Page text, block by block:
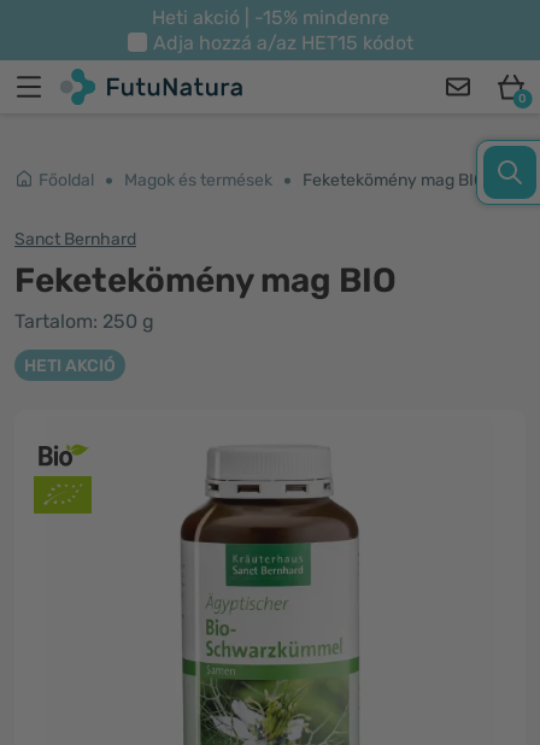
Heti akció | -15% mindenre
Adja hozzá a/az HET15 kódot
0
Főoldal Magok és termések Feketekömény mag BIO
Sanct Bernhard
Feketekömény mag BIO
Tartalom: 250 g
HETI AKCIÓ